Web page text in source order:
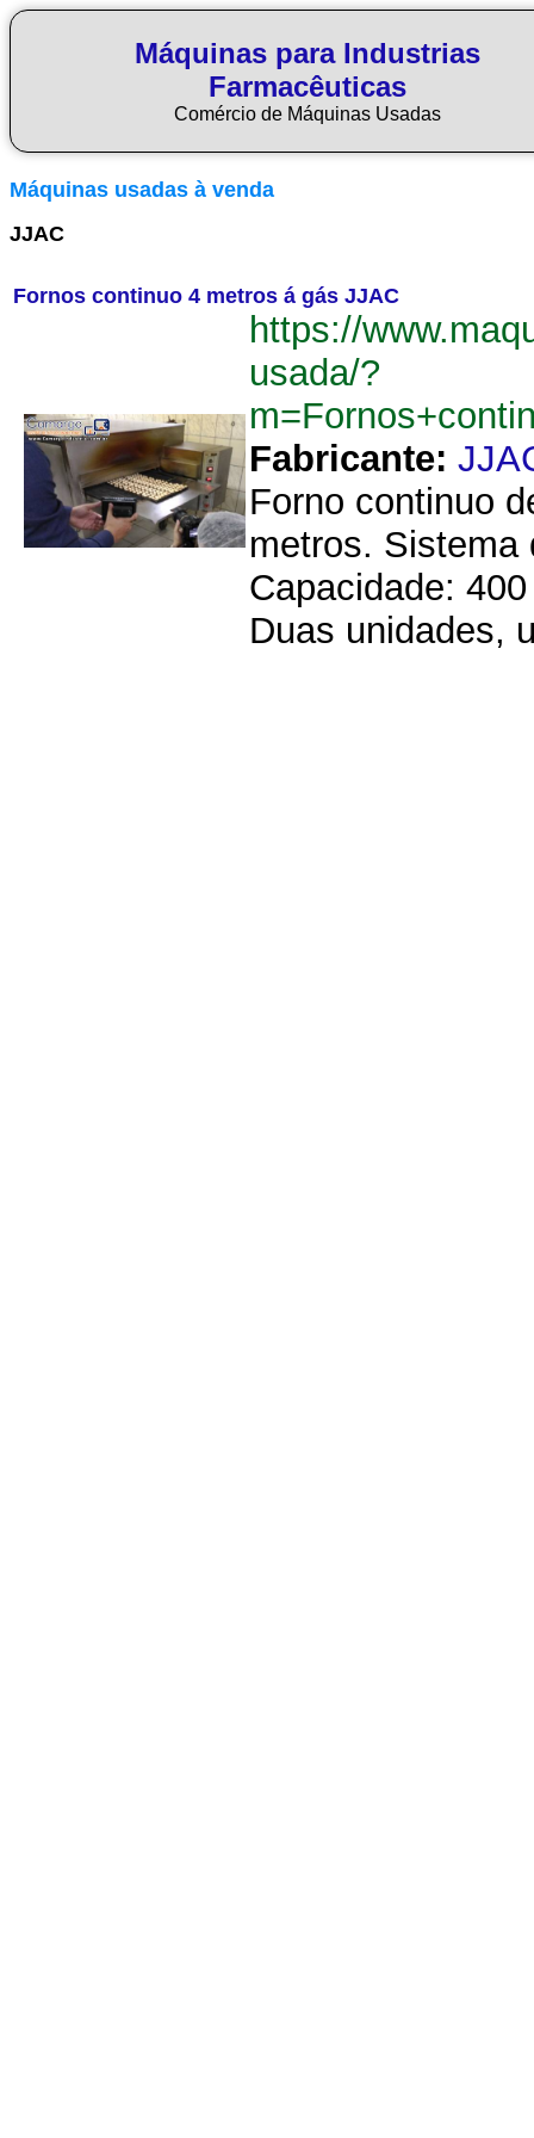
Máquinas para Industrias
Farmacêuticas
Comércio de Máquinas Usadas
Máquinas usadas à venda
JJAC
Fornos continuo 4 metros á gás JJAC
https://
usada/?
Fabricante:
Forno continuo
metros. Sistema
Capacidade:
Duas unidades,